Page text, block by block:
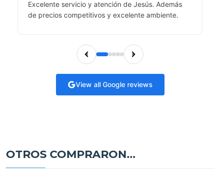
Excelente servicio y atención de Jesús. Además
de precios competitivos y excelente ambiente.
View all Google reviews
OTROS COMPRARON...